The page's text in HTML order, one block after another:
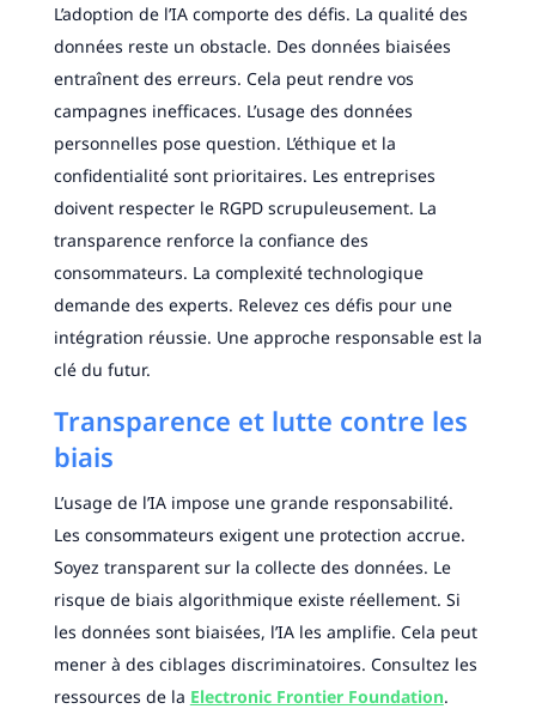
L’adoption de l’IA comporte des défis. La qualité des
données reste un obstacle. Des données biaisées
entraînent des erreurs. Cela peut rendre vos
campagnes inefficaces. L’usage des données
personnelles pose question. L’éthique et la
confidentialité sont prioritaires. Les entreprises
doivent respecter le RGPD scrupuleusement. La
transparence renforce la confiance des
consommateurs. La complexité technologique
demande des experts. Relevez ces défis pour une
intégration réussie. Une approche responsable est la
clé du futur.
Transparence et lutte contre les
biais
L’usage de l’IA impose une grande responsabilité.
Les consommateurs exigent une protection accrue.
Soyez transparent sur la collecte des données. Le
risque de biais algorithmique existe réellement. Si
les données sont biaisées, l’IA les amplifie. Cela peut
mener à des ciblages discriminatoires. Consultez les
ressources de la Electronic Frontier Foundation.